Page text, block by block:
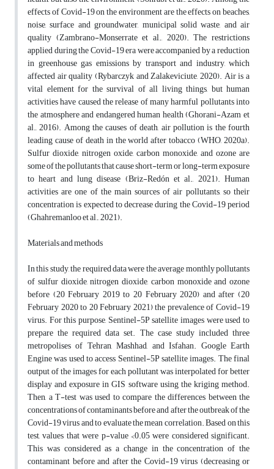
effects of Covid-19 on the environment are the effects on beaches,
noise, surface and groundwater, municipal solid waste, and air
quality (Zambrano-Monserrate et al., 2020). The restrictions
applied during the Covid-19 era were accompanied by a reduction
in greenhouse gas emissions by transport and industry, which
affected air quality (Rybarczyk and Zalakeviciute, 2020). Air is a
vital element for the survival of all living things, but human
activities have caused the release of many harmful pollutants into
the atmosphere and endangered human health (Ghorani-Azam et
al., 2016). Among the causes of death, air pollution is the fourth
leading cause of death in the world after tobacco (WHO, 2020a).
Sulfur dioxide, nitrogen oxide, carbon monoxide, and ozone are
some of the pollutants that cause short-term or long-term exposure
to heart and lung disease (Briz-Redón et al., 2021). Human
activities are one of the main sources of air pollutants, so their
concentration is expected to decrease during the Covid-19 period
(Ghahremanloo et al., 2021).
Materials and methods
In this study, the required data were the average monthly pollutants
of sulfur dioxide, nitrogen dioxide, carbon monoxide and ozone
before (20 February 2019 to 20 February 2020) and after (20
February 2020 to 20 February 2021) the prevalence of Covid-19
virus.For this purpose, Sentinel-5P satellite images were used to
prepare the required data set. The case study included three
metropolises of Tehran, Mashhad, and Isfahan. Google Earth
Engine was used to access Sentinel-5P satellite images.The final
output of the images for each pollutant was interpolated for better
display and exposure in GIS software using the kriging method.
Then, a T-test was used to compare the differences between the
concentrations of contaminants before and after the outbreak of the
Covid-19 virus and to evaluate the mean correlation.Based on this
test, values that were p-value <0.05 were considered significant.
This was considered as a change in the concentration of the
contaminant before and after the Covid-19 virus (decreasing or